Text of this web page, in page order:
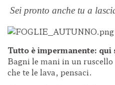
Sei pronto anche tu a
Tutto è impermanente: qui
Bagni le mani in un ruscello
che te le lava, pensaci.